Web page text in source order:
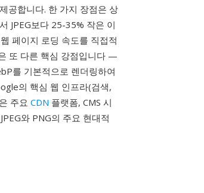
공합니다. 한 가지 장점은 상
JPEG보다 25-35% 작은 이
페이지 로딩 속도를 직접적
또 다른 핵심 강점입니다 —
를 기본적으로 렌더링하여
의 핵심 웹 인프라(검색,
주요 CDN 플랫폼, CMS 시
와 PNG의 주요 현대적